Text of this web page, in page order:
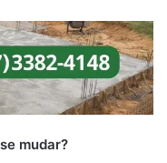
mudar?